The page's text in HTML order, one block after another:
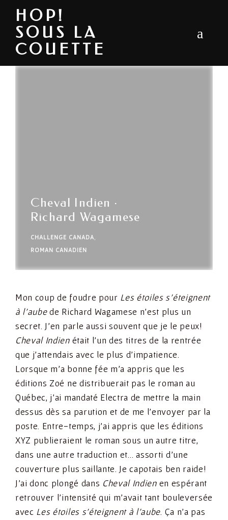
HOP!
SOUS LA
COUETTE
Cheval Indien ·
Richard Wagamese
CHALLENGE CANADA
ROMAN CANADIEN
Mon coup de foudre pour Les étoiles s’éteignent
à l’aubede Richard Wagamese n’est plus un
secret. J’en parle aussi souvent que je le peux!
Cheval Indienétait l’un des titres de la rentrée
que j’attendais avec le plus d’impatience.
Lorsque m’a bonne fée m’a appris que les
éditions Zoé ne distribuerait pas le roman au
Québec, j’ai mandaté Electra de mettre la main
dessus dès sa parution et de me l’envoyer par la
poste. Entre-temps, j’ai appris que les éditions
XYZ publieraient le roman sous un autre titre,
dans une autre traduction et… assorti d’une
couverture plus saillante. Je capotais ben raide!
J’ai donc plongé dans Cheval Indien en espérant
retrouver l’intensité qui m’avait tant bouleversée
avec Les étoiles s’éteignent à l’aube . Ça n’a pas